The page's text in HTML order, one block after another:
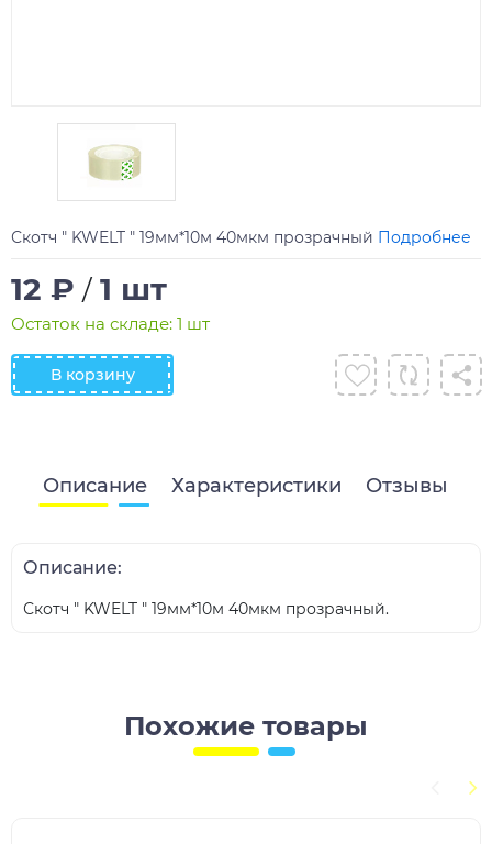
Скотч " KWELT " 19мм*10м 40мкм прозрачный Подробнее
12 ₽ / 1 шт
Остаток на складе: 1 шт
В корзину
Описание Характеристики Отзывы
Описание:
Скотч " KWELT " 19мм*10м 40мкм прозрачный.
Похожие товары